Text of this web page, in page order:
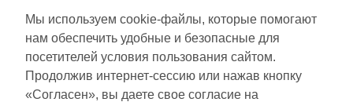
Мы используем cookie-файлы, которые помогают
нам обеспечить удобные и безопасные для
посетителей условия пользования сайтом.
Продолжив интернет-сессию или нажав кнопку
«Согласен», вы даете свое согласие на
СЕРВИС КЛИЕНТОВ
Доставка
Оплата
Газета акций